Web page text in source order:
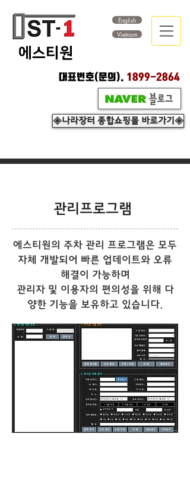
​에스티원
English
Vietnam
대표번호(문의). 1899-2864
◈나라장터 종합쇼핑몰 바로가기◈
관리프로그램
에스티원의 주차 관리 프로그램은 모두
자체 개발되어 빠른 업데이트와 오류
해결이 가능하며
​관리자 및 이용자의 편의성을 위해 다
양한 기능을 보유하고 있습니다.